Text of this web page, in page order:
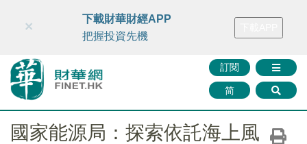
財華智庫網 FINTV FINMETA 財華證券 媒體矩陣
訂閱
简
×
下載財華財經APP
把握投資先機
國家能源局：探索依託海上風